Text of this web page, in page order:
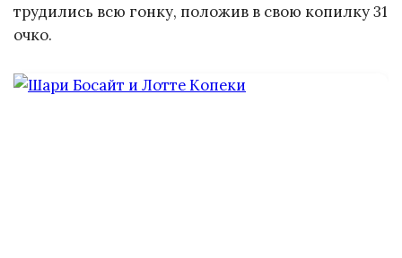
трудились всю гонку, положив в свою копилку 31
очко.